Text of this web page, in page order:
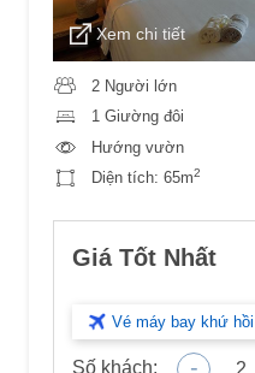
Xem chi tiết
2 Người lớn
1 Giường đôi
Hướng vườn
Diện tích: 65m2
Giá Tốt Nhất
Vé máy bay khứ hồi
Số khách: -